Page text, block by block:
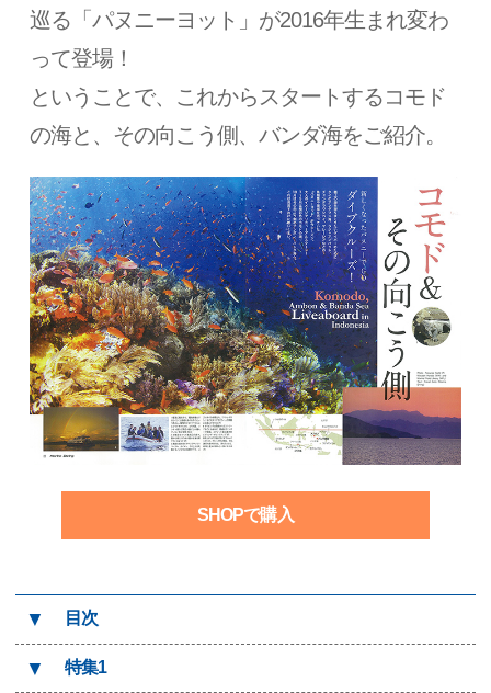
巡る「パヌニーヨット」が2016年生まれ変わ
って登場！
ということで、これからスタートするコモド
の海と、その向こう側、バンダ海をご紹介。
SHOPで購入
▼ 目次
▼ 特集1